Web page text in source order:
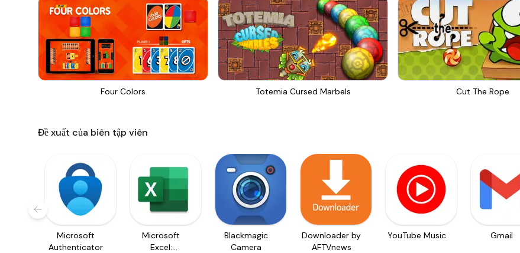
Four Colors Totemia Cursed Marbels Cut The Rope
Đề xuất của biên tập viên
Microsoft
Authenticator
Microsoft
Excel:
Blackmagic
Camera
Downloader by
AFTVnews
YouTube Music Gmail